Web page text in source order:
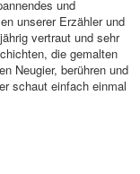
und
unserer Erzähler und
vertraut und sehr
die gemalten
Neugier, berühren und
schaut einfach einmal